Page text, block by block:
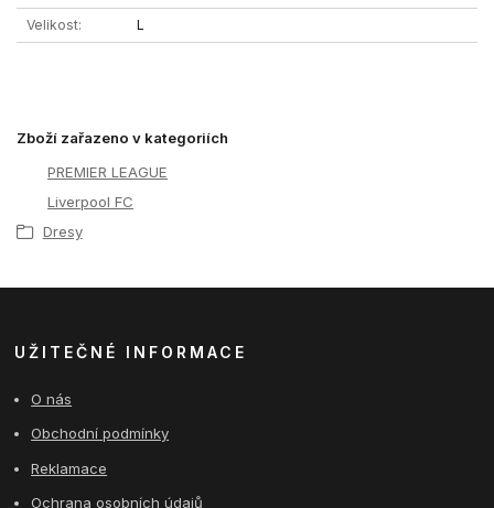
Velikost L
Zboží zařazeno v kategoriích
PREMIER LEAGUE
Liverpool FC
Dresy
UŽITEČNÉ INFORMACE
O nás
Obchodní podmínky
Reklamace
Ochrana osobních údajů